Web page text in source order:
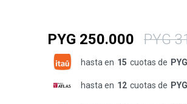
PYG 250.000 PYG
hasta en 15 cuotas de
hasta en 12 cuotas de